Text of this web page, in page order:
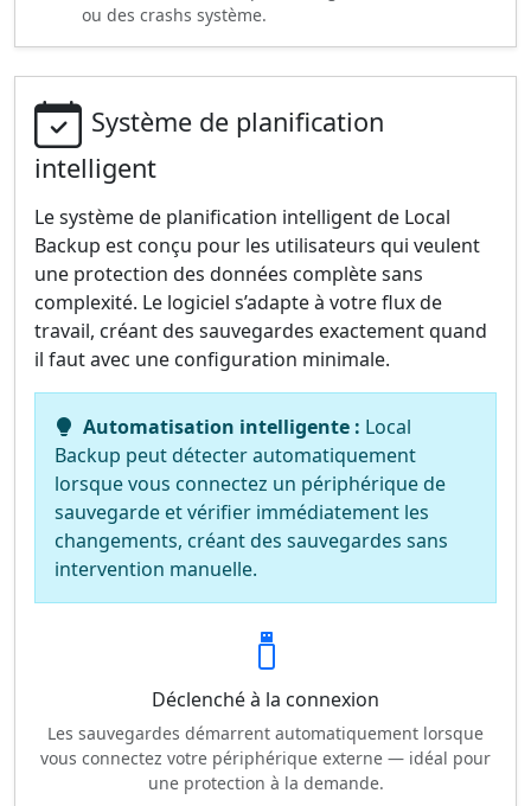
ou des crashs système.
Système de planification
intelligent
Le système de planification intelligent de Local
Backup est conçu pour les utilisateurs qui veulent
une protection des données complète sans
complexité. Le logiciel s’adapte à votre flux de
travail, créant des sauvegardes exactement quand
il faut avec une configuration minimale.
Automatisation intelligente : Local
Backup peut détecter automatiquement
lorsque vous connectez un périphérique de
sauvegarde et vérifier immédiatement les
changements, créant des sauvegardes sans
intervention manuelle.
Déclenché à la connexion
Les sauvegardes démarrent automatiquement lorsque
vous connectez votre périphérique externe — idéal pour
une protection à la demande.